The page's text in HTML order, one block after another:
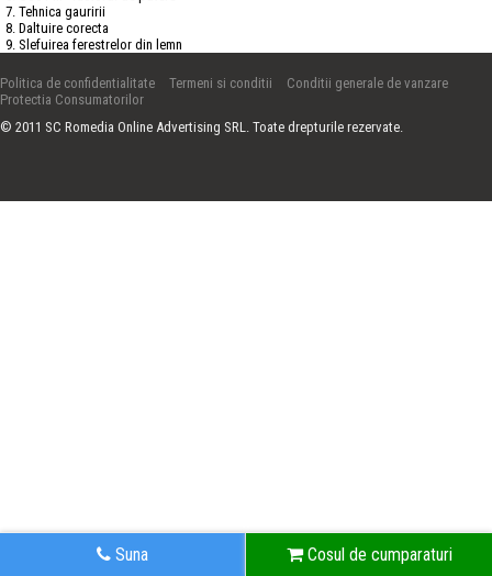
7. Tehnica gauririi
8. Daltuire corecta
9. Slefuirea ferestrelor din lemn
Politica de confidentialitate Termeni si conditii
Conditii generale de vanzare
Protectia Consumatorilor
© 2011 SC Romedia Online Advertising SRL. Toate drepturile rezervate.
Suna Cosul de cumparaturi